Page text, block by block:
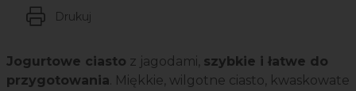
Drukuj
Jogurtowe ciasto z jagodami, szybkie i łatwe do
przygotowania. Miękkie, wilgotne ciasto, kwaskowate